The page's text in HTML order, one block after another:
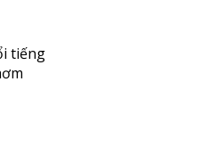
tiếng